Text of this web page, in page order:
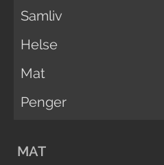
Samliv
Helse
Mat
Penger
MAT